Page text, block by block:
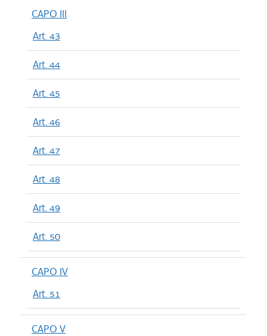
CAPO III
Art. 43
Art. 44
Art. 45
Art. 46
Art. 47
Art. 48
Art. 49
Art. 50
CAPO IV
Art. 51
CAPO V